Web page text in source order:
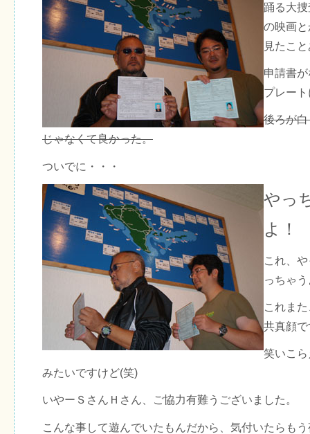
踊る大
の映画
見たこ
申請書
プレー
後ろが
じゃなくて良かった。
ついでに・・・
やっ
よ！
これ、
っちゃ
これま
共真顔
笑いこ
みたいですけど(笑)
いやーＳさんＨさん、ご協力有難うございました。
こんな事して遊んでいたもんだから、気付いたらも